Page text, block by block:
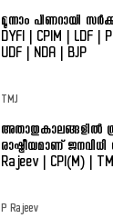
മൂന്നാം പിണറായി
DYFI | CPIM | LDF |
UDF | NDA | BJP
TMJ
അതാതുകാലങ്ങളിൽ
രാഷ്ട്രീയമാണ്
Rajeev | CPI(M) |
P Rajeev